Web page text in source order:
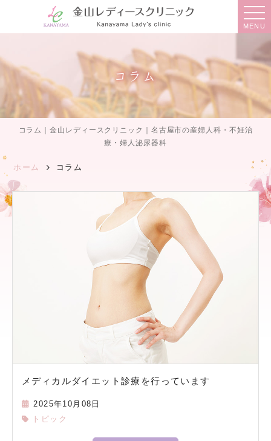
MENU
コラム
コラム｜金山レディースクリニック｜名古屋市の産婦人科・不妊治
療・婦人泌尿器科
ホーム コラム
メディカルダイエット診療を行っています
2025年10月08日
トピック